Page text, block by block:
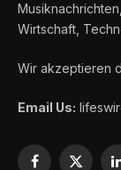
Wirtschaft,
Wir akzeptieren
Email Us: